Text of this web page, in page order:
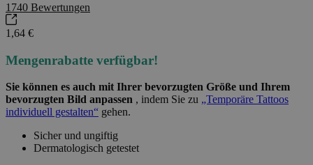
1740 Bewertungen
1,64 €
Mengenrabatte verfügbar!
Sie können es auch mit Ihrer bevorzugten Größe und Ihrem
bevorzugten Bild anpassen , indem Sie zu „Temporäre Tattoos
individuell gestalten“ gehen.
Sicher und ungiftig
Dermatologisch getestet